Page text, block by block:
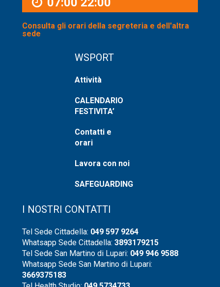
Consulta gli orari della segreteria e dell'altra
sede
WSPORT
Attività
CALENDARIO
FESTIVITA’
Contatti e
orari
Lavora con noi
SAFEGUARDING
I NOSTRI CONTATTI
Tel Sede Cittadella: 049 597 9264
Whatsapp Sede Cittadella: 3893179215
Tel Sede San Martino di Lupari: 049 946 9588
Whatsapp Sede San Martino di Lupari:
3669375183